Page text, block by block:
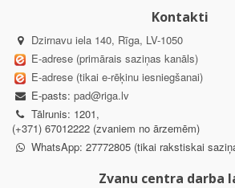
Kontakti
Dzirnavu iela 140, Rīga, LV-1050
E-adrese (primārais saziņas kanāls)
E-adrese (tikai e-rēķinu iesniegšanai)
E-pasts: pad@riga.lv
Tālrunis: 1201,
(+371) 67012222 (zvaniem no ārzemēm)
WhatsApp: 27772805 (tikai rakstiskai
Zvanu centra darba